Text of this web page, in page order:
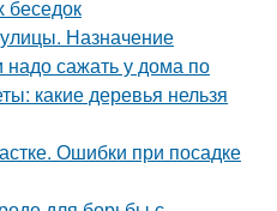
Назначение
надо сажать у дома по
какие деревья нельзя
Ошибки при посадке